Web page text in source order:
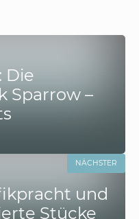
Die
Sparrow –
und
Stücke
NÄCHSTER